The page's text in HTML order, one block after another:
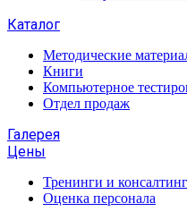
Каталог
Методические
Книги
Компьютерное
Отдел продаж
Галерея
Цены
Тренинги и консалтинг
Оценка персонала